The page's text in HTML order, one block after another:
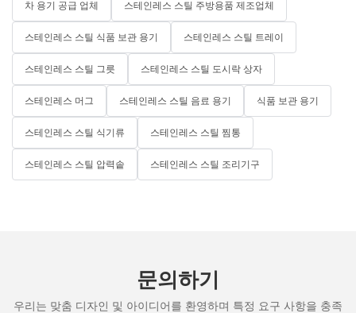
차 용기 공급 업체 스테인레스 스틸 주방용품 제조업체
스테인레스 스틸 식품 보관 용기 스테인레스 스틸 트레이
스테인레스 스틸 그릇 스테인레스 스틸 도시락 상자
스테인레스 머그 스테인레스 스틸 음료 용기 식품 보관 용기
스테인레스 스틸 식기류 스테인레스 스틸 찜통
스테인레스 스틸 압력솥 스테인레스 스틸 조리기구
문의하기
우리는 맞춤 디자인 및 아이디어를 환영하며 특정 요구 사항을 충족